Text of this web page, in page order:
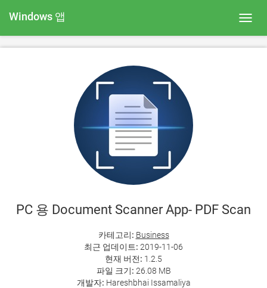
Windows 앱
PC 용 Document Scanner App- PDF Scan
카테고리: Business
최근 업데이트: 2019-11-06
현재 버전: 1.2.5
파일 크기: 26.08 MB
개발자: Hareshbhai Issamaliya